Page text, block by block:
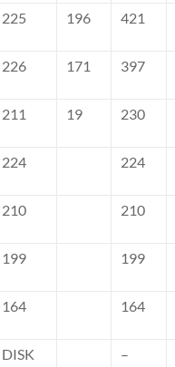
225 196 421
226 171 397
211 19 230
224 224
210 210
199 199
164 164
DISK –